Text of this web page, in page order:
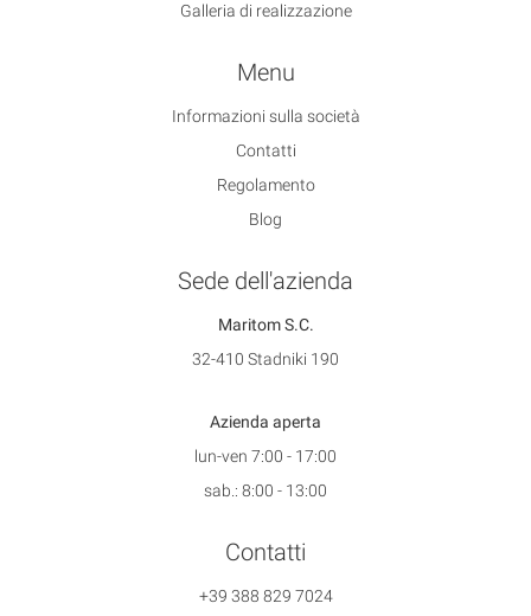
Galleria di realizzazione
Menu
Informazioni sulla società
Contatti
Regolamento
Blog
Sede dell'azienda
Maritom S.C.
32-410 Stadniki 190
Azienda aperta
lun-ven 7:00 - 17:00
sab.: 8:00 - 13:00
Contatti
+39 388 829 7024